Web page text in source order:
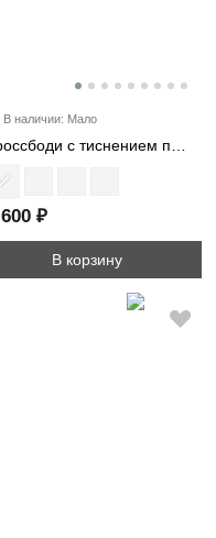
В наличии: Мало
₽
В корзину